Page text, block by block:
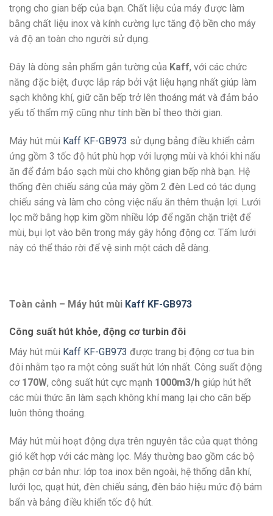
trọng cho gian bếp của bạn. Chất liệu của máy được làm
bằng chất liệu inox và kính cường lực tăng độ bền cho máy
và độ an toàn cho người sử dụng.
Đây là dòng sản phẩm gắn tường của Kaff, với các chức
năng đặc biệt, được lắp ráp bởi vật liệu hạng nhất giúp làm
sạch không khí, giữ căn bếp trở lên thoáng mát và đảm bảo
yếu tố thẩm mỹ cũng như tính bền bỉ theo thời gian.
Máy hút mùi Kaff KF-GB973 sử dụng bảng điều khiển cảm
ứng gồm 3 tốc độ hút phù hợp với lượng mùi và khói khi nấu
ăn để đảm bảo sạch mùi cho không gian bếp nhà bạn. Hệ
thống đèn chiếu sáng của máy gồm 2 đèn Led có tác dụng
chiếu sáng và làm cho công việc nấu ăn thêm thuận lợi. Lưới
lọc mỡ bằng hợp kim gồm nhiều lớp để ngăn chặn triệt để
mùi, bụi lọt vào bên trong máy gây hỏng động cơ. Tấm lưới
này có thể tháo rời để vệ sinh một cách dễ dàng.
Toàn cảnh – Máy hút mùi Kaff KF-GB973
Công suất hút khỏe, động cơ turbin đôi
Máy hút mùi Kaff KF-GB973 được trang bị động cơ tua bin
đôi nhằm tạo ra một công suất hút lớn nhất. Công suất động
cơ 170W, công suất hút cực mạnh 1000m3/h giúp hút hết
các mùi thức ăn làm sạch không khí mang lại cho căn bếp
luôn thông thoáng.
Máy hút mùi hoạt động dựa trên nguyên tắc của quạt thông
gió kết hợp với các màng lọc. Máy thường bao gồm các bộ
phận cơ bản như: lớp toa inox bên ngoài, hệ thống dẫn khí,
lưới lọc, quạt hút, đèn chiếu sáng, đèn báo hiệu mức độ bám
bẩn và bảng điều khiển tốc độ hút.